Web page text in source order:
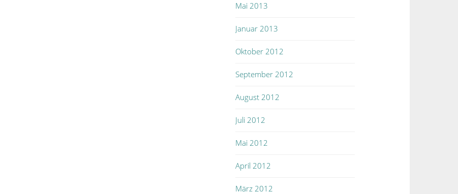
Mai 2013
Januar 2013
Oktober 2012
September 2012
August 2012
Juli 2012
Mai 2012
April 2012
März 2012